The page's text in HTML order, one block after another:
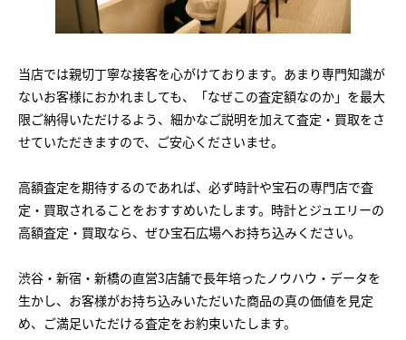
当店では親切丁寧な接客を心がけております。あまり専門知識が
ないお客様におかれましても、「なぜこの査定額なのか」を最大
限ご納得いただけるよう、細かなご説明を加えて査定・買取をさ
せていただきますので、ご安心くださいませ。
高額査定を期待するのであれば、必ず時計や宝石の専門店で査
定・買取されることをおすすめいたします。時計とジュエリーの
高額査定・買取なら、ぜひ宝石広場へお持ち込みください。
渋谷・新宿・新橋の直営3店舗で長年培ったノウハウ・データを
生かし、お客様がお持ち込みいただいた商品の真の価値を見定
め、ご満足いただける査定をお約束いたします。